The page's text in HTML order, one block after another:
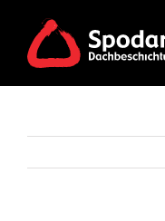
content